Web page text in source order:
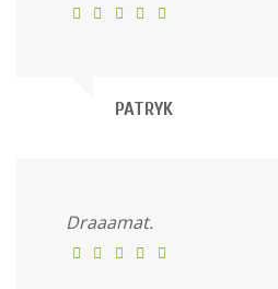
PATRYK
Draaamat.